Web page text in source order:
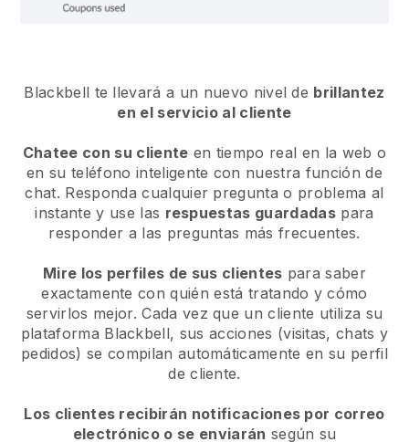
Blackbell te llevará a un nuevo nivel de brillantez
en el servicio al cliente
Chatee con su cliente en tiempo real en la web o
en su teléfono inteligente con nuestra función de
chat. Responda cualquier pregunta o problema al
instante y use las respuestas guardadaspara
responder a las preguntas más frecuentes.
Mire los perfiles de sus clientes para saber
exactamente con quién está tratando y cómo
servirlos mejor. Cada vez que un cliente utiliza su
plataforma Blackbell, sus acciones (visitas, chats y
pedidos) se compilan automáticamente en su perfil
de cliente.
Los clientes recibirán notificaciones por correo
electrónico o se enviarán según su